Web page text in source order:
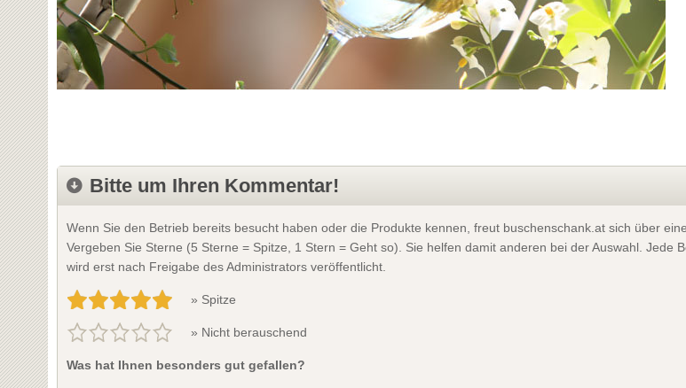
Bitte um Ihren Kommentar!
Wenn Sie den Betrieb bereits besucht haben oder die Produkte kennen, freut buschenschank.at sich über
Vergeben Sie Sterne (5 Sterne = Spitze, 1 Stern = Geht so). Sie helfen damit anderen bei der Auswahl. Jede
wird erst nach Freigabe des Administrators veröffentlicht.
» Spitze
» Nicht berauschend
Was hat Ihnen besonders gut gefallen?